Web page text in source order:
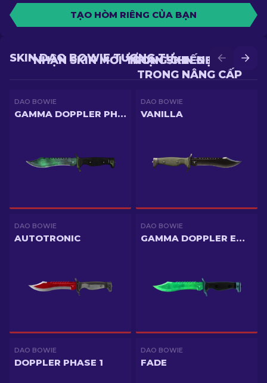
TẠO HÒM RIÊNG CỦA BẠN
NHẬN SKIN ĐẸP HƠN
TRONG NÂNG CẤP
NHẬN SKIN MỚI TRONG CHIẾN ĐẤU
SKIN DAO BOWIE TƯƠNG TỰ
DAO BOWIE
GAMMA DOPPLER PHASE 2
DAO BOWIE
VANILLA
DAO BOWIE
AUTOTRONIC
DAO BOWIE
GAMMA DOPPLER EMERALD
DAO BOWIE
DOPPLER PHASE 1
DAO BOWIE
FADE